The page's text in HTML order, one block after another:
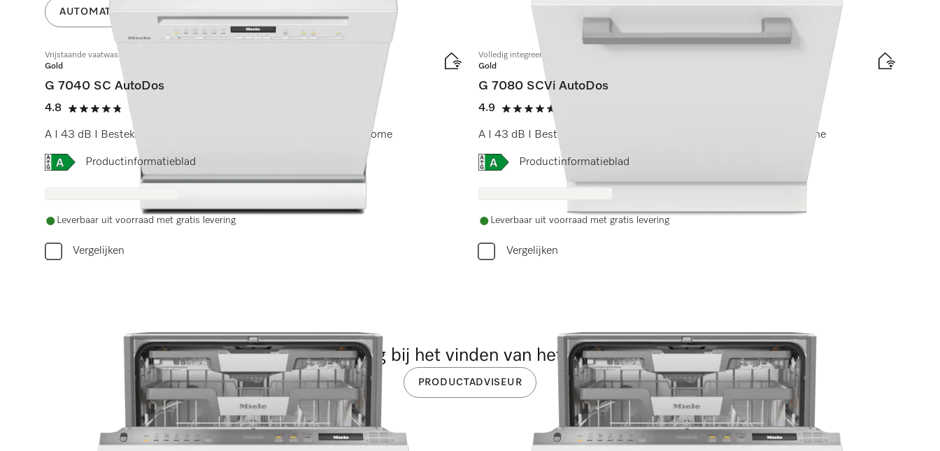
AUTOMATISCHE DOSERING MET POWERDISK
Vrijstaande vaatwassers
Gold
G 7040 SC AutoDos
4.8
4.8 sterren op 5
(16 beoordelingen)
A I 43 dB I Besteklade I ExtraComfort rekken I AutoDos I Miele@home
Online Label Flag, Energielabel
Productinformatieblad
Leverbaar uit voorraad met gratis levering
Vergelijken
Volledig integreerbare vaatwassers
Gold
G 7080 SCVi AutoDos
4.9
4.9 sterren op 5
A I 43 dB I Besteklade I ExtraComfort rekken I AutoDos I Miele@home
Online Label Flag, Energielabel
Productinformatieblad
Leverbaar uit voorraad met gratis levering
Vergelijken
Heb je hulp nodig bij het vinden van het juiste apparaat?
PRODUCTADVISEUR